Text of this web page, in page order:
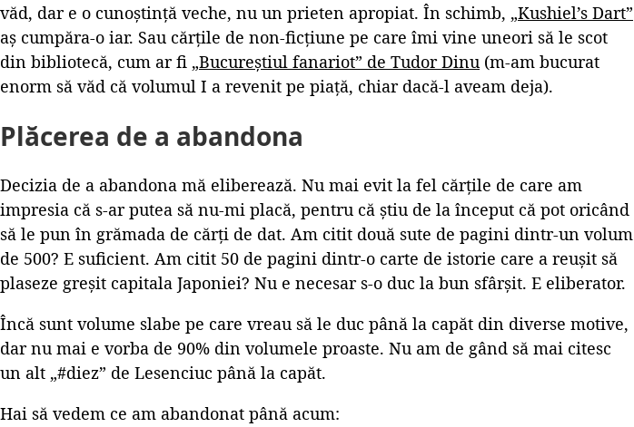
văd, dar e o cunoștință veche, nu un prieten apropiat. În schimb, „Kushiel’s Dart”
aș cumpăra-o iar. Sau cărțile de non-ficțiune pe care îmi vine uneori să le scot
din bibliotecă, cum ar fi „Bucureștiul fanariot” de Tudor Dinu (m-am bucurat
enorm să văd că volumul I a revenit pe piață, chiar dacă-l aveam deja).
Plăcerea de a abandona
Decizia de a abandona mă eliberează. Nu mai evit la fel cărțile de care am
impresia că s-ar putea să nu-mi placă, pentru că știu de la început că pot oricând
să le pun în grămada de cărți de dat. Am citit două sute de pagini dintr-un volum
de 500? E suficient. Am citit 50 de pagini dintr-o carte de istorie care a reușit să
plaseze greșit capitala Japoniei? Nu e necesar s-o duc la bun sfârșit. E eliberator.
Încă sunt volume slabe pe care vreau să le duc până la capăt din diverse motive,
dar nu mai e vorba de 90% din volumele proaste. Nu am de gând să mai citesc
un alt „#diez” de Lesenciuc până la capăt.
Hai să vedem ce am abandonat până acum: